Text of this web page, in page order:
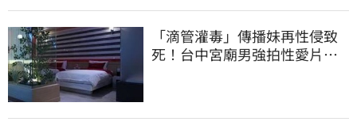
「滴管灌毒」傳播妹再性侵致
死！台中宮廟男強拍性愛片